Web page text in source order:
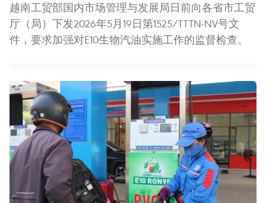
越南工贸部国内市场管理与发展局日前向各省市工贸
厅（局）下发2026年5月19日第1525/TTTN-NV号文
件，要求加强对E10生物汽油实施工作的监督检查。